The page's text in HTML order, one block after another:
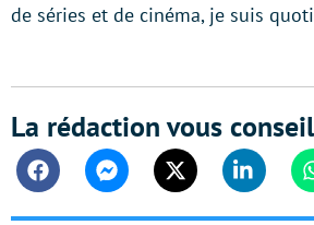
de séries et de cinéma, je suis
La rédaction vous
FacebookMessengerTwitter Linkedin